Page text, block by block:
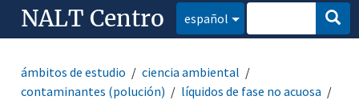
NALT Centro español
ámbitos de estudio
ciencia ambiental
contaminantes (polución)
líquidos de fase no acuosa